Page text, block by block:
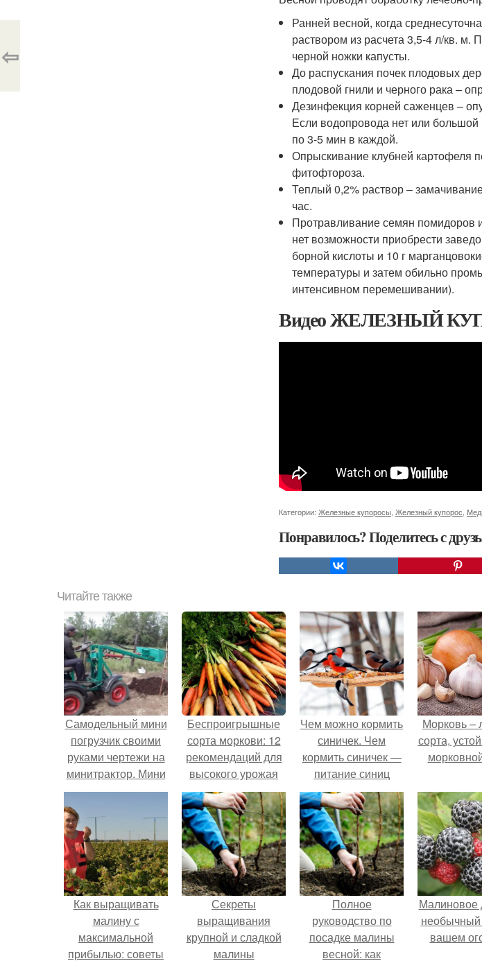
Ранней весной, когда
раствором из расчета 3,5-4 л/кв. м.
черной ножки капусты.
До распускания почек плодовых
плодовой гнили и черного рака –
Дезинфекция корней саженцев –
Если водопровода нет или
по 3-5 мин в каждой.
Опрыскивание клубней картофеля
фитофтороза.
Теплый 0,2% раствор –
час.
Протравливание семян помидоров
нет возможности приобрести
борной кислоты и 10 г
температуры и затем обильно
интенсивном перемешивании).
Видео ЖЕЛЕЗНЫЙ
Категории: Железные купоросы Железный купорос
Понравилось? Поделитесь с
⇦
Читайте также
Самодельный мини
погрузчик своими
руками чертежи на
минитрактор. Мини
погрузчик своими
Беспроигрышные
сорта моркови: 12
рекомендаций для
высокого урожая
Чем можно кормить
синичек. Чем
кормить синичек —
питание синиц
Морковь –
сорта,
Как выращивать
малину с
максимальной
прибылью: советы
Секреты
выращивания
крупной и сладкой
малины
Полное
руководство по
посадке малины
весной: как
Малиновое
необычный
вашем